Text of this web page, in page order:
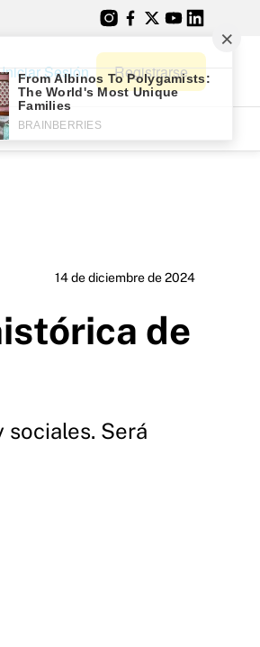
Iniciar Sesión Registrarse
14 de diciembre de 2024
de
Será